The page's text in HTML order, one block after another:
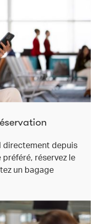
directement depuis
préféré, réservez le
un bagage